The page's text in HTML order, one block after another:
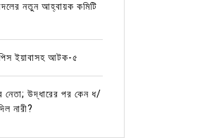
নতুন আহ্বায়ক কমিটি
ইয়াবাসহ আটক-৫
নেতা; উদ্ধারের পর কেন ধ/
নারী?